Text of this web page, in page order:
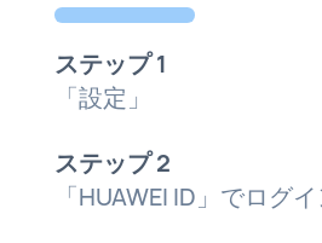
ステップ 1
「設定」
ステップ 2
「HUAWEI ID」でログ